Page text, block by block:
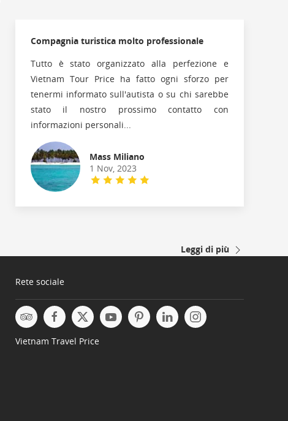
Compagnia turistica molto professionale
Tutto è stato organizzato alla perfezione e
Vietnam Tour Price ha fatto ogni sforzo per
tenermi informato sull'autista o su chi sarebbe
stato il nostro prossimo contatto con
informazioni personali...
Mass Miliano
1 Nov, 2023
Leggi di più
Rete sociale
Vietnam Travel Price